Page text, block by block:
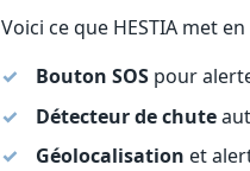
Voici ce que HESTIA met
Bouton SOSpour
Détecteur de chute
Géolocalisation et